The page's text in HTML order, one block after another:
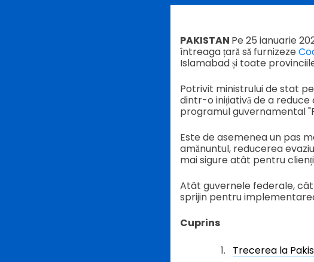
PAKISTAN Pe 25 ianuarie
întreaga țară să furnizeze
Islamabad și toate
Potrivit ministrului de stat
dintr-o inițiativă de a reduce
programul guvernamental
Este de asemenea un pas
amănuntul, reducerea
mai sigure atât pentru
Atât guvernele federale, cât
sprijin pentru
Cuprins
Trecerea la